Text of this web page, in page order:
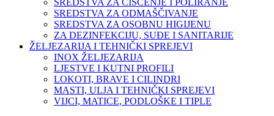
SREDSTVA ZA ČIŠĆENJE I POLIRANJE
SREDSTVA ZA ODMAŠČIVANJE
SREDSTVA ZA OSOBNU HIGIJENU
ZA DEZINFEKCIJU, SUĐE I SANITARIJE
ŽELJEZARIJA I TEHNIČKI SPREJEVI
INOX ŽELJEZARIJA
LJESTVE I KUTNI PROFILI
LOKOTI, BRAVE I CILINDRI
MASTI, ULJA I TEHNIČKI SPREJEVI
VIJCI, MATICE, PODLOŠKE I TIPLE